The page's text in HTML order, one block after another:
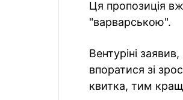
Ця пропозиція
"варварською".
Вентуріні
впоратися зі
квитка, тим